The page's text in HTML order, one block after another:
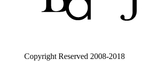
Copyright Reserved 2008-2018